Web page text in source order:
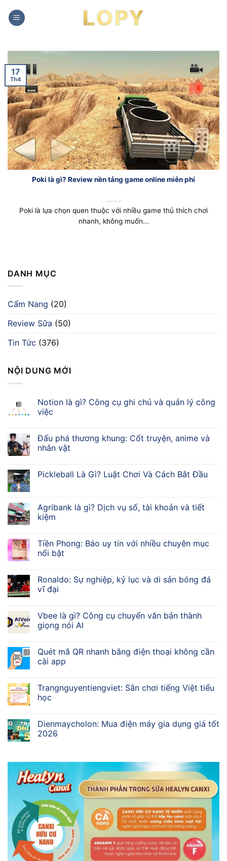
đến
DANH MỤC
Cẩm Nang (20)
Review Sữa (50)
Tin Tức (376)
NỘI DUNG MỚI
Notion là gì? Công cụ ghi chú và quản lý công
việc
Đấu phá thương khung: Cốt truyện, anime và
nhân vật
Pickleball Là Gì? Luật Chơi Và Cách Bắt Đầu
Agribank là gì? Dịch vụ số, tài khoản và tiết
kiệm
Tiền Phong: Báo uy tín với nhiều chuyên mục
nổi bật
Ronaldo: Sự nghiệp, kỷ lục và di sản bóng đá
vĩ đại
Vbee là gì? Công cụ chuyển văn bản thành
giọng nói AI
Quét mã QR nhanh bằng điện thoại không cần
cài app
Trangnguyentiengviet: Sân chơi tiếng Việt tiểu
học
Dienmaycholon: Mua điện máy gia dụng giá tốt
2026
Poki là gì? Review nền tảng game online miễn phí
Poki là lựa chọn quen thuộc với nhiều game thủ thích chơi
nhanh, không muốn...
17
Th4